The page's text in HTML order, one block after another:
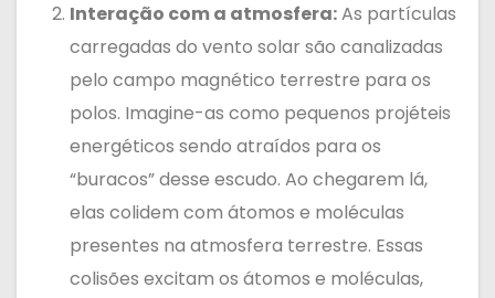
Interação com a atmosfera:As partículas
carregadas do vento solar são canalizadas
pelo campo magnético terrestre para os
polos. Imagine-as como pequenos projéteis
energéticos sendo atraídos para os
“buracos” desse escudo. Ao chegarem lá,
elas colidem com átomos e moléculas
presentes na atmosfera terrestre. Essas
colisões excitam os átomos e moléculas,